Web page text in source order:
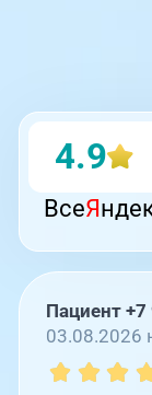
4.9
ВсеЯ
Пациент +7
03.08.2026